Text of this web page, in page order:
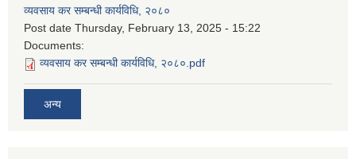
व्यवसाय कर सम्बन्धी कार्यविधि, २०८०
Post date Thursday, February 13, 2025 - 15:22
Documents:
व्यवसाय कर सम्बन्धी कार्यविधि, २०८०.pdf
अन्य